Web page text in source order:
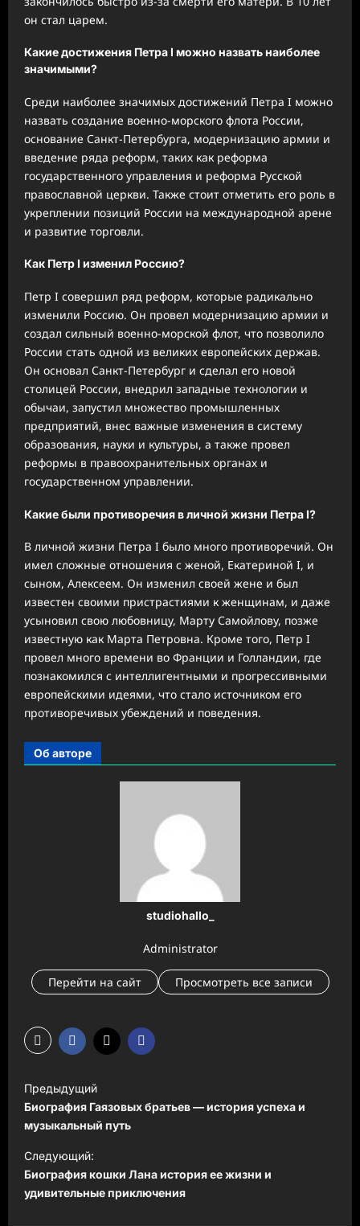
он стал царем.
Какие достижения Петра I можно назвать наиболее
значимыми?
Среди наиболее значимых достижений Петра I можно
назвать создание военно-морского флота России,
основание Санкт-Петербурга, модернизацию армии и
введение ряда реформ, таких как реформа
государственного управления и реформа Русской
православной церкви. Также стоит отметить его роль в
укреплении позиций России на международной арене
и развитие торговли.
Как Петр I изменил Россию?
Петр I совершил ряд реформ, которые радикально
изменили Россию. Он провел модернизацию армии и
создал сильный военно-морской флот, что позволило
России стать одной из великих европейских держав.
Он основал Санкт-Петербург и сделал его новой
столицей России, внедрил западные технологии и
обычаи, запустил множество промышленных
предприятий, внес важные изменения в систему
образования, науки и культуры, а также провел
реформы в правоохранительных органах и
государственном управлении.
Какие были противоречия в личной жизни Петра I?
В личной жизни Петра I было много противоречий. Он
имел сложные отношения с женой, Екатериной I, и
сыном, Алексеем. Он изменил своей жене и был
известен своими пристрастиями к женщинам, и даже
усыновил свою любовницу, Марту Самойлову, позже
известную как Марта Петровна. Кроме того, Петр I
провел много времени во Франции и Голландии, где
познакомился с интеллигентными и прогрессивными
европейскими идеями, что стало источником его
противоречивых убеждений и поведения.
Об авторе
studiohallo_
Administrator
Перейти на сайт Просмотреть все записи
а
в
и
г
а
Предыдущий
Биография Гаязовых братьев — история успеха и
музыкальный путь
Следующий:
Биография кошки Лана история ее жизни и
удивительные приключения